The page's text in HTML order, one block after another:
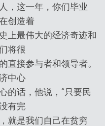
，这一年，你们毕业
创造着
上最伟大的经济奇迹和
将很
直接参与者和领导者。
中心
的话，他说，“只要民
有完
就是我们自己在贫穷